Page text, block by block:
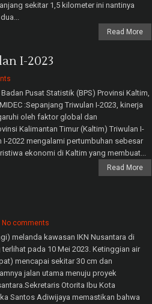
sekitar 1,5 kilometer ini nantinya
Read More
I-2023
Pusat Statistik (BPS) Provinsi Kaltim,
:Sepanjang Triwulan I-2023, kinerja
oleh faktor global dan
Kalimantan Timur (Kaltim) Triwulan I-
I-2022 mengalami pertumbuhan sebesar
ekonomi di Kaltim yang membuat...
Read More
No comments
melanda kawasan IKN Nusantara di
terlihat pada 10 Mei 2023. Ketinggian air
mencapai sekitar 30 cm dan
jalan utama menuju proyek
Otorita Ibu Kota
Santos Adiwijaya memastikan bahwa